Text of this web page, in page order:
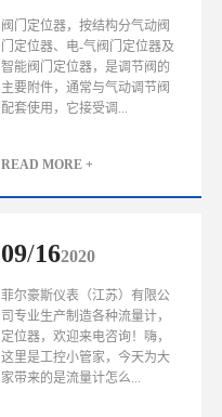
阀门定位器，按结构分气动阀
门定位器、电-气阀门定位器及
智能阀门定位器，是调节阀的
主要附件，通常与气动调节阀
配套使用，它接受调...
READ MORE +
09/162020
菲尔豪斯仪表（江苏）有限公
司专业生产制造各种流量计，
定位器，欢迎来电咨询！嗨，
这里是工控小管家，今天为大
家带来的是流量计怎么...